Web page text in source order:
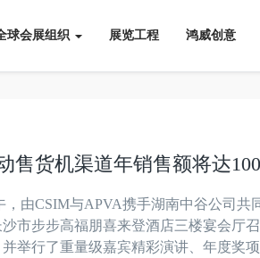
球会展组织 展览工程 鸿威创意
售货机渠道年销售额将达
，由CSIM与APVA携手湖南中谷公司
市步步高福朋喜来登酒店三楼宴会厅
举行了重量级嘉宾精彩演讲、年度奖